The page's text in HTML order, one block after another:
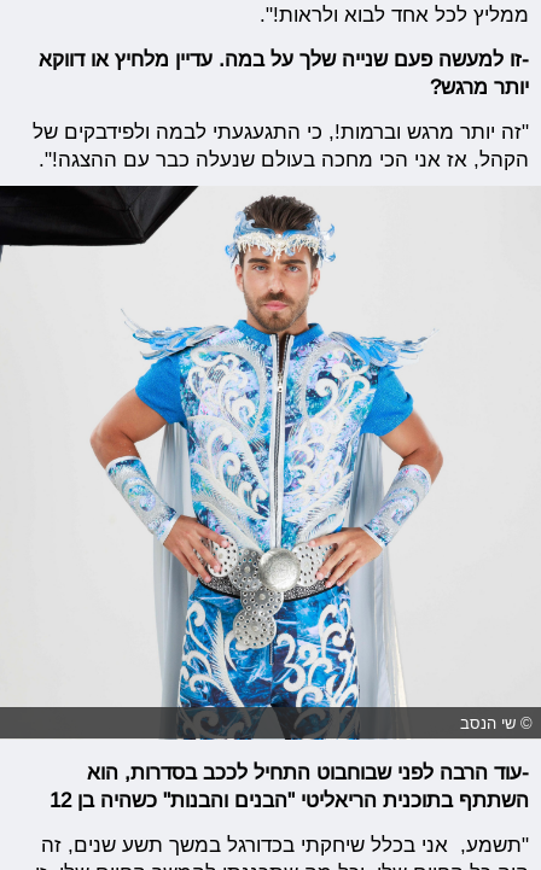
ממליץ לכל אחד לבוא ולראות!".
-זו למעשה פעם שנייה שלך על במה. עדיין מלחיץ או דווקא
יותר מרגש?
"זה יותר מרגש וברמות!, כי התגעגעתי לבמה ולפידבקים של
הקהל, אז אני הכי מחכה בעולם שנעלה כבר עם ההצגה!".
© שי הנסב
-עוד הרבה לפני שבוחבוט התחיל לככב בסדרות, הוא
השתתף בתוכנית הריאליטי "הבנים והבנות" כשהיה בן 12
"תשמע, אני בכלל שיחקתי בכדורגל במשך תשע שנים, זה